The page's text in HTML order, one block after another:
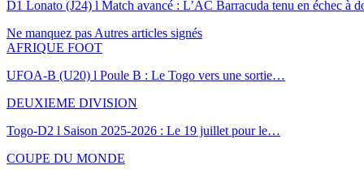
D1 Lonato (J24) l Match avancé : L’AC Barracuda tenu en échec à
Ne manquez pas Autres articles signés
AFRIQUE FOOT
UFOA-B (U20) l Poule B : Le Togo vers une sortie…
DEUXIEME DIVISION
Togo-D2 l Saison 2025-2026 : Le 19 juillet pour le…
COUPE DU MONDE